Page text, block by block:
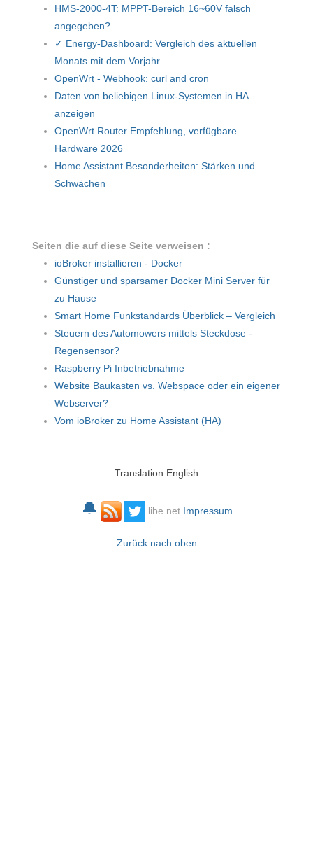
HMS-2000-4T: MPPT-Bereich 16~60V falsch
angegeben?
✓ Energy-Dashboard: Vergleich des aktuellen
Monats mit dem Vorjahr
OpenWrt - Webhook: curl and cron
Daten von beliebigen Linux-Systemen in HA
anzeigen
OpenWrt Router Empfehlung, verfügbare
Hardware 2026
Home Assistant Besonderheiten: Stärken und
Schwächen
Seiten die auf diese Seite verweisen :
ioBroker installieren - Docker
Günstiger und sparsamer Docker Mini Server für
zu Hause
Smart Home Funkstandards Überblick – Vergleich
Steuern des Automowers mittels Steckdose -
Regensensor?
Raspberry Pi Inbetriebnahme
Website Baukasten vs. Webspace oder ein eigener
Webserver?
Vom ioBroker zu Home Assistant (HA)
Translation English
🔔 libe.net Impressum
Zurück nach oben